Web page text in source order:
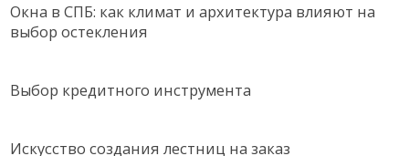
Окна в СПБ: как климат и архитектура влияют на
выбор остекления
Выбор кредитного инструмента
Искусство создания лестниц на заказ